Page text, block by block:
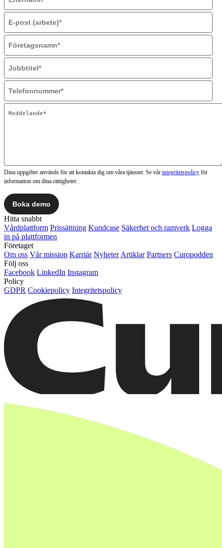
Dina uppgifter används för att kontakta dig om våra tjänster. Se vår integritetspolicy för
information om dina rättigheter. .
Hitta snabbt
Vårdplattform Prissättning Kundcase Säkerhet och ramverk Logga
in på plattformen
Företaget
Om oss Vår mission Karriär Nyheter Artiklar Partners Curopodden
Följ oss
Facebook LinkedIn Instagram
Policy
GDPR Cookiepolicy Integritetspolicy